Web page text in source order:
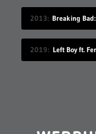
2013 Breaking
2019 Left Boy ft.